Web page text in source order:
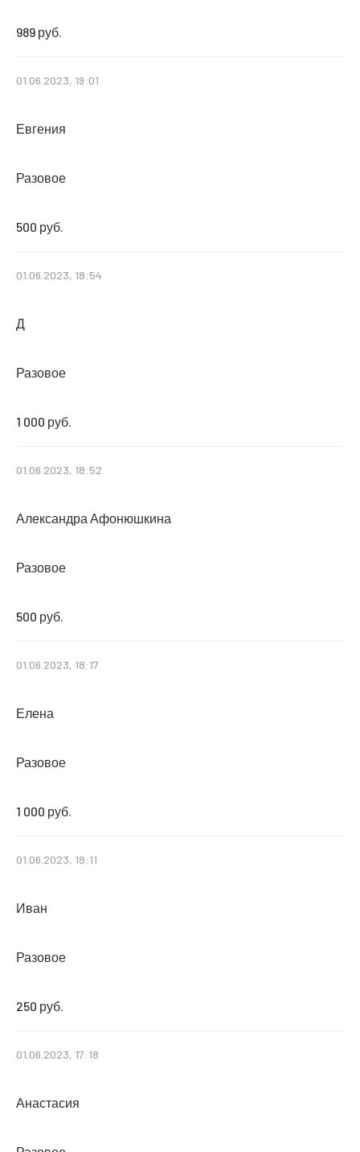
989 руб.
01.06.2023, 19:01
Евгения
Разовое
500 руб.
01.06.2023, 18:54
Д
Разовое
1 000 руб.
01.06.2023, 18:52
Александра Афонюшкина
Разовое
500 руб.
01.06.2023, 18:17
Елена
Разовое
1 000 руб.
01.06.2023, 18:11
Иван
Разовое
250 руб.
01.06.2023, 17:18
Анастасия